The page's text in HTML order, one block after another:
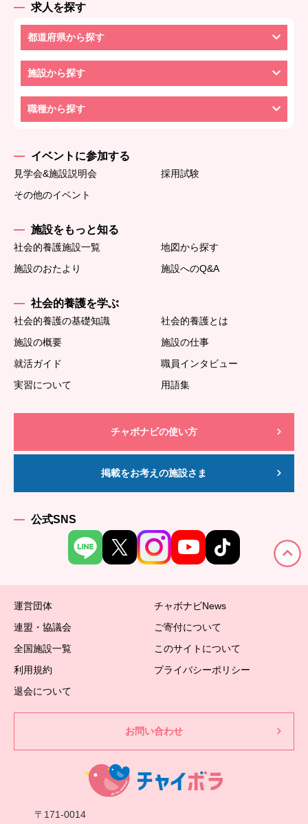
求人を探す
都道府県から探す
施設から探す
職種から探す
イベントに参加する
見学会&施設説明会
採用試験
その他のイベント
施設をもっと知る
社会的養護施設一覧
地図から探す
施設のおたより
施設へのQ&A
社会的養護を学ぶ
社会的養護の基礎知識
社会的養護とは
施設の概要
施設の仕事
就活ガイド
職員インタビュー
実習について
用語集
チャボナビの使い方
掲載をお考えの施設さま
公式SNS
運営団体
チャボナビNews
連盟・協議会
ご寄付について
全国施設一覧
このサイトについて
利用規約
プライバシーポリシー
退会について
お問い合わせ
〒171-0014